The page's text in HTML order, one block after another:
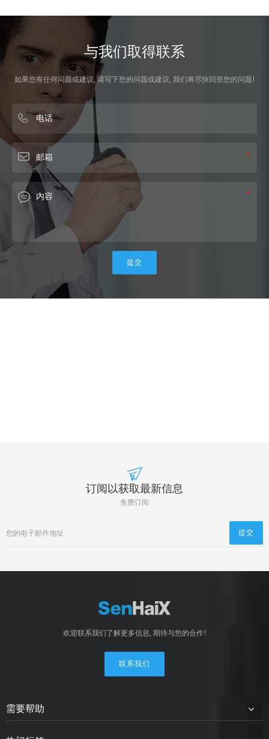
与我们取得联系
如果您有任何问题或建议, 请写下您的问题或建议, 我们将尽快回答您的问题!
订阅以获取最新信息
免费订阅
欢迎联系我们了解更多信息, 期待与您的合作!
联系我们
需要帮助